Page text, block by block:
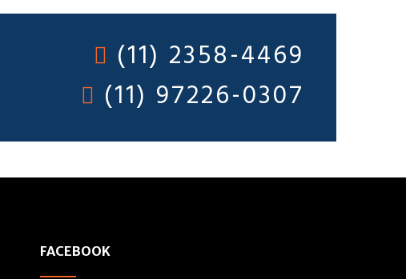
(11) 2358-4469
(11) 97226-0307
FACEBOOK